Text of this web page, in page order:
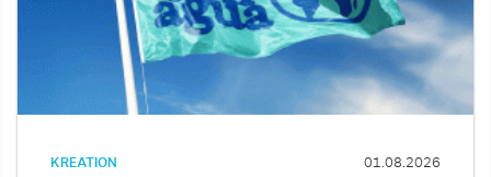
KREATION 01.08.2026